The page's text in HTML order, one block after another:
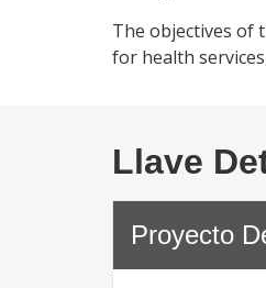
The objectives of
for health
Llave
Proyecto